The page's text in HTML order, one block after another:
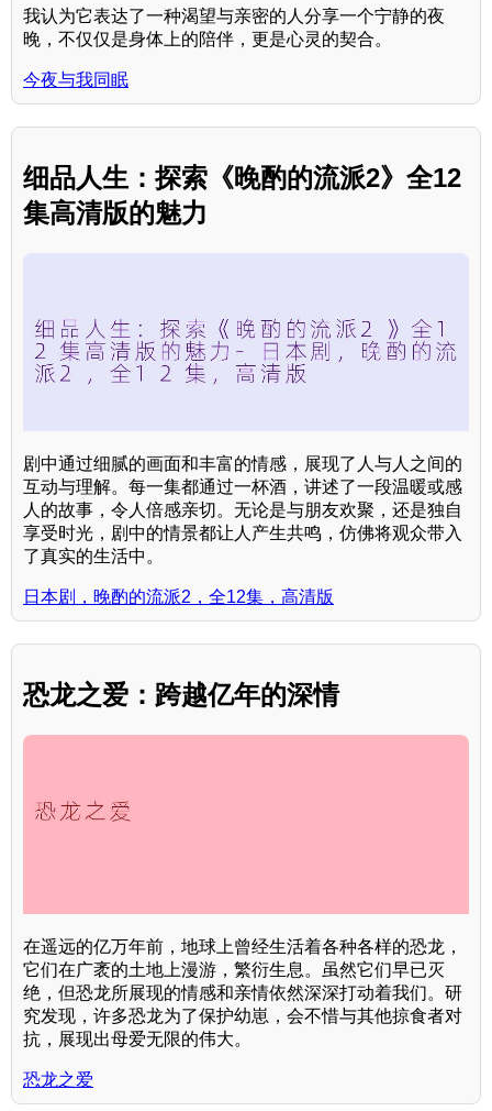
我认为它表达了一种渴望与亲密的人分享一个宁静的夜
晚，不仅仅是身体上的陪伴，更是心灵的契合。
今夜与我同眠
细品人生：探索《晚酌的流派2》全12
集高清版的魅力
剧中通过细腻的画面和丰富的情感，展现了人与人之间的
互动与理解。每一集都通过一杯酒，讲述了一段温暖或感
人的故事，令人倍感亲切。无论是与朋友欢聚，还是独自
享受时光，剧中的情景都让人产生共鸣，仿佛将观众带入
了真实的生活中。
日本剧，晚酌的流派2，全12集，高清版
恐龙之爱：跨越亿年的深情
在遥远的亿万年前，地球上曾经生活着各种各样的恐龙，
它们在广袤的土地上漫游，繁衍生息。虽然它们早已灭
绝，但恐龙所展现的情感和亲情依然深深打动着我们。研
究发现，许多恐龙为了保护幼崽，会不惜与其他掠食者对
抗，展现出母爱无限的伟大。
恐龙之爱